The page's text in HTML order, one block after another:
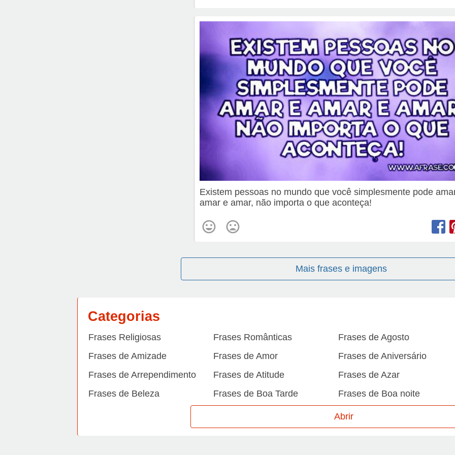
Existem pessoas no mundo que você simplesmente pode
amar e amar, não importa o que aconteça!
Mais frases e imagens
Categorias
Frases Religiosas Frases Românticas
Frases de Agosto
Frases de Amizade
Frases de Amor
Frases de Aniversário
Frases de Arrependimento
Frases de Atitude
Frases de Azar
Frases de Beleza
Frases de Boa Tarde
Frases de Boa noite
Frases de Caráter
Frases de Desculpa
Frases de Dezembro
Abrir